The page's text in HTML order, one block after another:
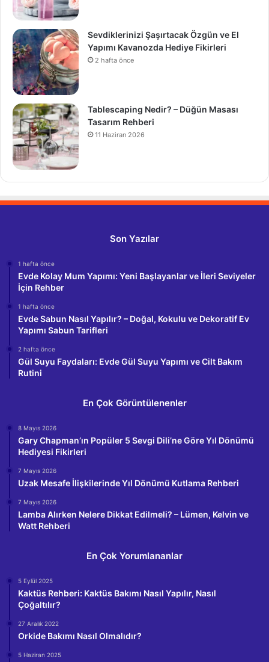
Sevdiklerinizi Şaşırtacak Özgün ve El
Yapımı Kavanozda Hediye Fikirleri
2 hafta önce
Tablescaping Nedir? – Düğün Masası
Tasarım Rehberi
11 Haziran 2026
Son Yazılar
1 hafta önce
Evde Kolay Mum Yapımı: Yeni Başlayanlar ve İleri Seviyeler
İçin Rehber
1 hafta önce
Evde Sabun Nasıl Yapılır? – Doğal, Kokulu ve Dekoratif Ev
Yapımı Sabun Tarifleri
2 hafta önce
Gül Suyu Faydaları: Evde Gül Suyu Yapımı ve Cilt Bakım
Rutini
En Çok Görüntülenenler
8 Mayıs 2026
Gary Chapman’ın Popüler 5 Sevgi Dili’ne Göre Yıl Dönümü
Hediyesi Fikirleri
7 Mayıs 2026
Uzak Mesafe İlişkilerinde Yıl Dönümü Kutlama Rehberi
7 Mayıs 2026
Lamba Alırken Nelere Dikkat Edilmeli? – Lümen, Kelvin ve
Watt Rehberi
En Çok Yorumlananlar
5 Eylül 2025
Kaktüs Rehberi: Kaktüs Bakımı Nasıl Yapılır, Nasıl
Çoğaltılır?
27 Aralık 2022
Orkide Bakımı Nasıl Olmalıdır?
5 Haziran 2025